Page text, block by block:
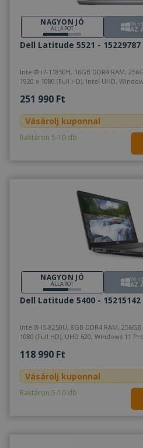
NAGYON JÓ
ÁLLAPOT AZ
Dell Latitude 5521 - 15229787
Intel® i7-11850H, 16GB DDR4 RAM, 256GB (M.2) SSD, 15,6" (39,6 cm),
1920 x 1080 (Full
251 990 Ft
Vásárolj kuponnal
Raktáron 5-10 db
NAGYON JÓ
ÁLLAPOT AZ
Dell Latitude 5400 - 15215142
Intel® i5-8250U, 8GB DDR4 RAM, 256GB (M.2) SSD, 14" (35,5 cm), 1920 x
1080 (Full HD), UHD 620, Windows
118 990 Ft
Vásárolj kuponnal
Raktáron 5-10 db